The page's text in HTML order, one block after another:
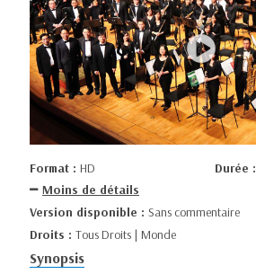
Format : HD Durée :
Moins de détails
Version disponible : Sans commentaire
Droits : Tous Droits | Monde
Synopsis